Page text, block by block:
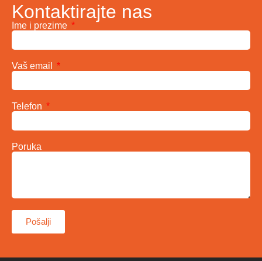
Kontaktirajte nas
Ime i prezime
Vaš email
Telefon
Poruka
Pošalji